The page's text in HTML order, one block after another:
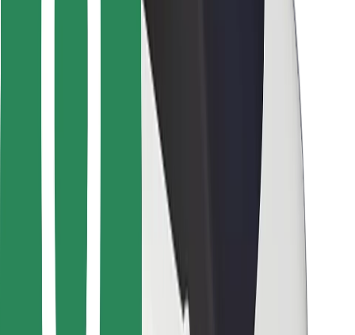
რესტორნებისთვის
Bolt for Business
მომწოდებლები
წესები და პირობები
მიიღე მომსახურება რამდენიმე წუთში!
გადმოწერე Bolt
იპოვე შენი საყვარელი კერძები!
გადმოწერე Bolt Food